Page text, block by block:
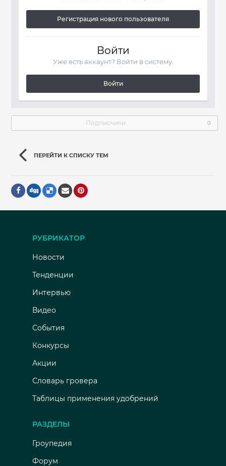
Регистрация нового пользователя
Войти
Уже есть аккаунт? Войти в систему.
Войти
Подписчики 0
ПЕРЕЙТИ К СПИСКУ ТЕМ
РУБРИКАТОР
Новости
Тенденции
Интервью
Видео
События
Конкурсы
Акции
Словарь гровера
Таблицы применения удобрений
РАЗДЕЛЫ
Гроупедия
Форум